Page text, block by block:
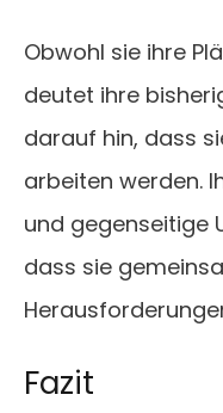
Obwohl sie ihre
deutet ihre
darauf hin, dass
arbeiten werden.
und gegenseitige
dass sie
Fazit